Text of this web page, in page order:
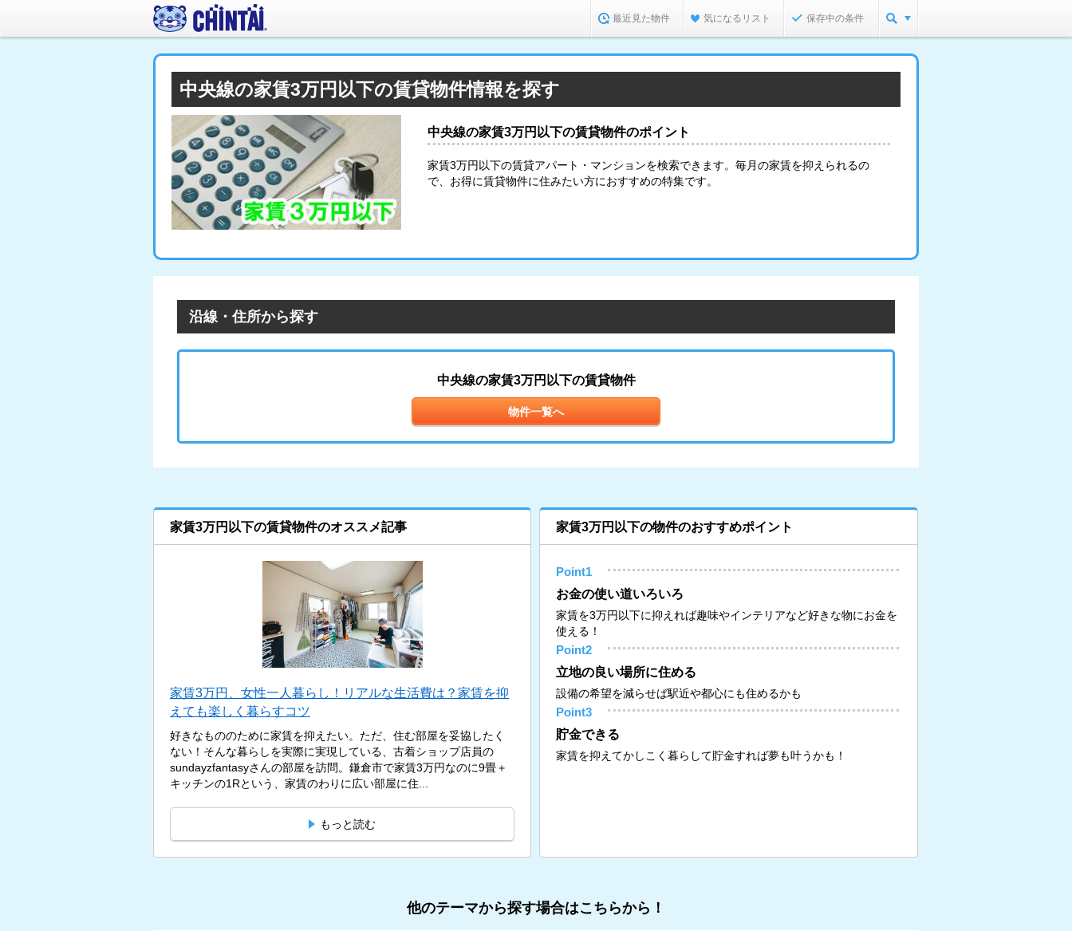
最近見た物件 気になるリスト 保存中の条件
中央線の家賃3万円以下の賃貸物件情報を探す
中央線の家賃3万円以下の賃貸物件のポイント
家賃3万円以下の賃貸アパート・マンションを検索できます。毎月の家賃を抑えられるの
で、お得に賃貸物件に住みたい方におすすめの特集です。
沿線・住所から探す
中央線の家賃3万円以下の賃貸物件
物件一覧へ
家賃3万円以下の賃貸物件のオススメ記事
家賃3万円、女性一人暮らし！リアルな生活費は？家賃を抑
えても楽しく暮らすコツ
好きなもののために家賃を抑えたい。ただ、住む部屋を妥協したく
ない！そんな暮らしを実際に実現している、古着ショップ店員の
sundayzfantasyさんの部屋を訪問。鎌倉市で家賃3万円なのに9畳＋
キッチンの1Rという、家賃のわりに広い部屋に住...
もっと読む
家賃3万円以下の物件のおすすめポイント
Point1
お金の使い道いろいろ
家賃を3万円以下に抑えれば趣味やインテリアなど好きな物にお金を
使える！
Point2
立地の良い場所に住める
設備の希望を減らせば駅近や都心にも住めるかも
Point3
貯金できる
家賃を抑えてかしこく暮らして貯金すれば夢も叶うかも！
他のテーマから探す場合はこちらから！